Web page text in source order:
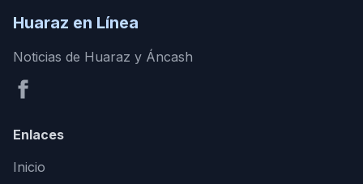
Huaraz en Línea
Noticias de Huaraz y Áncash
Enlaces
Inicio